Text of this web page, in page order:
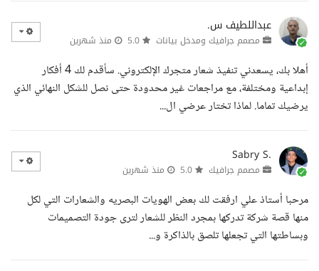
عبداللطيف س.
مصمم جرافيك ومدخل بيانات منذ شهرين
أهلا بك، يسعدني تنفيذ شعار متجرك الإلكتروني. سأقدم لك 4 أفكار
إبداعية ومختلفة، مع مراجعات غير محدودة حتى نصل للشكل النهائي الذي
يرضيك تماما. لماذا تختار عرضي ال...
Sabry S.
مصمم جرافيك منذ شهرين
مرحبا أستاذ علي ارفقت لك بعض الهويات البصريه والشعارات التي لكل
منها قصة شركة تدركها بمجرد النظر للشعار لترى جودة التصميمات
وبساطتها التي تجعلها تلصق بالذاكرة و...